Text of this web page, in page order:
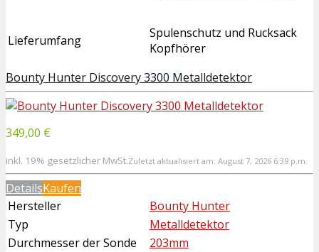
Lieferumfang
Spulenschutz und Rucksack
Kopfhörer
Bounty Hunter Discovery 3300 Metalldetektor
349,00 €
inkl. 19% gesetzlicher MwSt.Zuletzt aktualisiert am: August 7, 2026 6:39 p.m.
DetailsKaufen
Hersteller
Bounty Hunter
Typ
Metalldetektor
Durchmesser der Sonde
203mm